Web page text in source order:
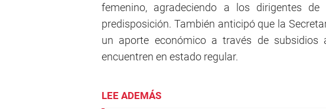
femenino, agradeciendo a los dirigentes
predisposición. También anticipó que la
un aporte económico a través de
encuentren en estado regular.
LEE ADEMÁS